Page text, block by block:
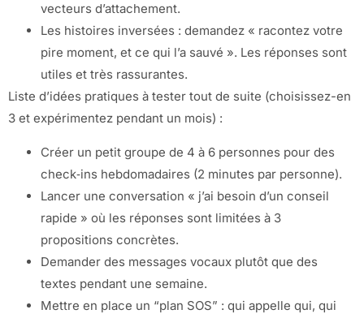
vecteurs d’attachement.
Les histoires inversées : demandez « racontez votre
pire moment, et ce qui l’a sauvé ». Les réponses sont
utiles et très rassurantes.
Liste d’idées pratiques à tester tout de suite (choisissez-en
3 et expérimentez pendant un mois) :
Créer un petit groupe de 4 à 6 personnes pour des
check‑ins hebdomadaires (2 minutes par personne).
Lancer une conversation « j’ai besoin d’un conseil
rapide » où les réponses sont limitées à 3
propositions concrètes.
Demander des messages vocaux plutôt que des
textes pendant une semaine.
Mettre en place un “plan SOS” : qui appelle qui, qui